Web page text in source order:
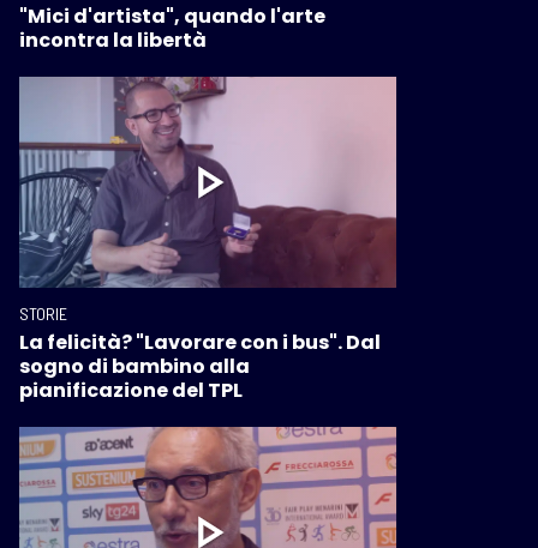
"Mici d'artista", quando l'arte
incontra la libertà
STORIE
La felicità? "Lavorare con i bus". Dal
sogno di bambino alla
pianificazione del TPL